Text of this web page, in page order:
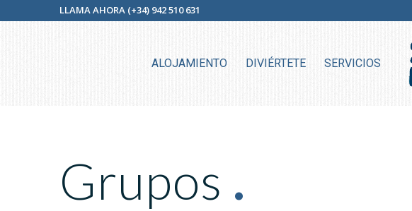
LLAMA AHORA (+34) 942 510 631
ALOJAMIENTO DIVIÉRTETE SERVICIOS
Grupos .